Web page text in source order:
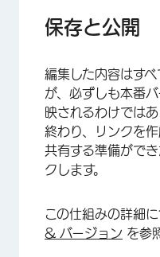
保存と公開
編集した内容はす
が、必ずしも本番
映されるわけではあ
終わり、リンクを
共有する準備がで
クします。
この仕組みの詳細に
& バージョン を参